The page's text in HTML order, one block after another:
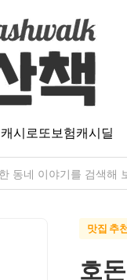
캐시로또보험캐시딜
맛집 추
호